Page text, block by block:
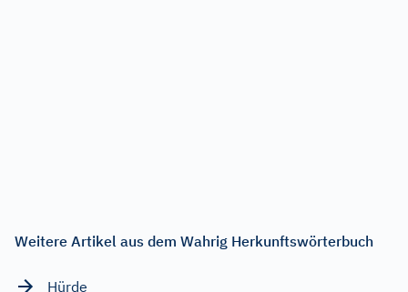
Weitere Artikel aus dem Wahrig Herkunftswörterbuch
Hürde